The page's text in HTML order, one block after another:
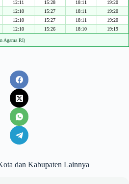
12:11 15:28 18:11
19:20
12:10 15:27 18:11
19:20
12:10 15:27 18:11
19:20
12:10 15:26 18:10 19:19
Agama RI)
dan Kabupaten Lainnya